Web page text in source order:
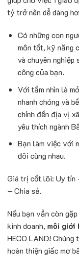
tỷ trở nên dễ dàng
Có những con
môn tốt, kỹ năng
và chuyên nghiệp
công của bạn.
Với tầm nhìn là
nhanh chóng và
chính đến địa vị
yêu thích ngành
Bạn làm việc với
đôi cùng nhau.
Giá trị cốt lõi: Uy tín
– Chia sẻ.
Nếu bạn vẫn còn
kinh doanh, môi giới
HECO LAND! Chúng
hoàn thiện giấc mơ